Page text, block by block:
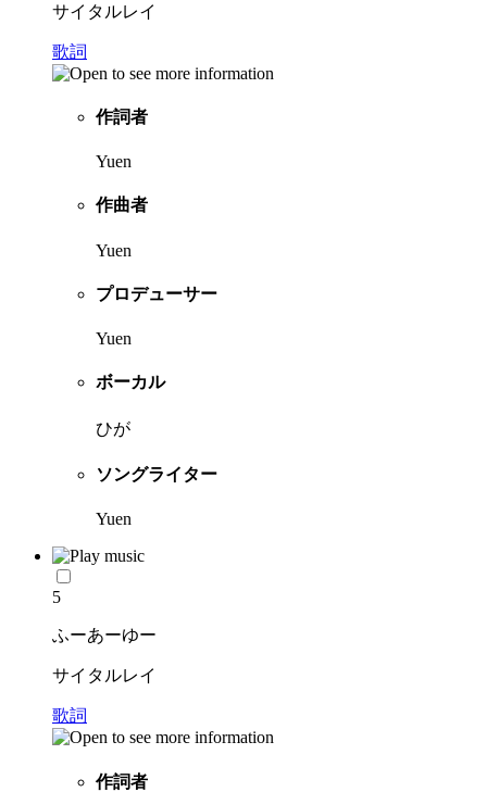
サイタルレイ
歌詞
作詞者
Yuen
作曲者
Yuen
プロデューサー
Yuen
ボーカル
ひが
ソングライター
Yuen
5
ふーあーゆー
サイタルレイ
歌詞
作詞者